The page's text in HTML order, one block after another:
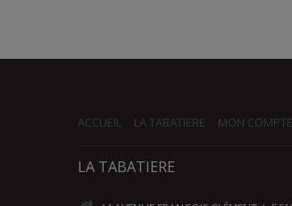
ACCUEIL LA TABATIERE MON COMPTE
LA TABATIERE